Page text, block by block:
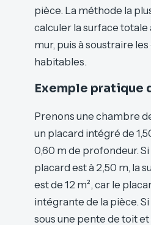
pièce. La méthode la
calculer la surface totale
mur, puis à soustraire
habitables.
Exemple pratique
Prenons une chambre
un placard intégré de
0,60 m de profondeur.
placard est à 2,50 m, la
est de 12 m², car le
intégrante de la pièce.
sous une pente de toit